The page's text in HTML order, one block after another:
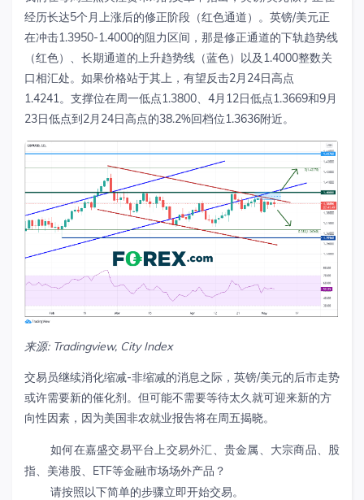
经历长达5个月上涨后的修正阶段（红色通道）。英镑/美元正
在冲击1.3950-1.4000的阻力区间，那是修正通道的下轨趋势线
（红色）、长期通道的上升趋势线（蓝色）以及1.4000整数关
口相汇处。如果价格站于其上，有望反击2月24日高点
1.4241。支撑位在周一低点1.3800、4月12日低点1.3669和9月
23日低点到2月24日高点的38.2%回档位1.3636附近。
来源: Tradingview, City Index
交易员继续消化缩减-非缩减的消息之际，英镑/美元的后市走势
或许需要新的催化剂。但可能不需要等待太久就可迎来新的方
向性因素，因为美国非农就业报告将在周五揭晓。
如何在嘉盛交易平台上交易外汇、贵金属、大宗商品、股
指、美港股、ETF等金融市场场外产品？
请按照以下简单的步骤立即开始交易。